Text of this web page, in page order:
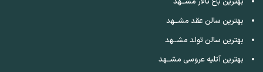
بهترین سالن عقد مشــهد
بهترین سالن تولد مشــهد
بهترین آتلیه عروسی مشــهد